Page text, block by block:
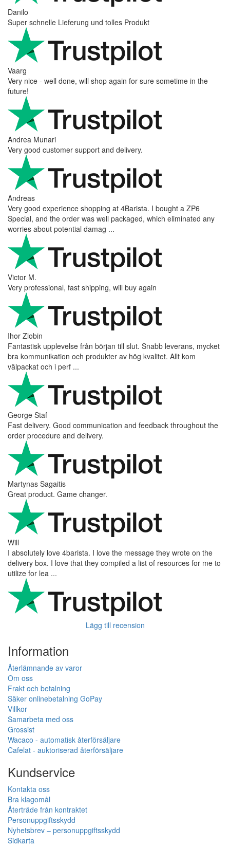
Danilo
Super schnelle Lieferung und tolles Produkt
Vaarg
Very nice - well done, will shop again for sure sometime in the
future!
Andrea Munari
Very good customer support and delivery.
Andreas
Very good experience shopping at 4Barista. I bought a ZP6
Special, and the order was well packaged, which eliminated any
worries about potential damag ...
Victor M.
Very professional, fast shipping, will buy again
Ihor Zlobin
Fantastisk upplevelse från början till slut. Snabb leverans, mycket
bra kommunikation och produkter av hög kvalitet. Allt kom
välpackat och i perf ...
George Staf
Fast delivery. Good communication and feedback throughout the
order procedure and delivery.
Martynas Sagaitis
Great product. Game changer.
Will
I absolutely love 4barista. I love the message they wrote on the
delivery box. I love that they compiled a list of resources for me to
utilize for lea ...
Lägg till recension
Information
Återlämnande av varor
Om oss
Frakt och betalning
Säker onlinebetalning GoPay
Villkor
Samarbeta med oss
Grossist
Wacaco - automatisk återförsäljare
Cafelat - auktoriserad återförsäljare
Kundservice
Kontakta oss
Bra klagomål
Återträde från kontraktet
Personuppgiftsskydd
Nyhetsbrev – personuppgiftsskydd
Sidkarta